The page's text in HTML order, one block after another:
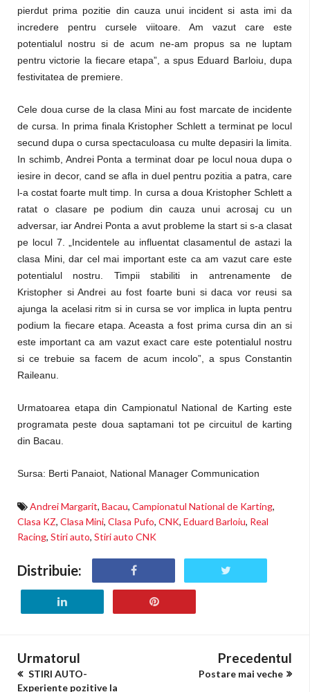
pierdut prima pozitie din cauza unui incident si asta imi da
incredere pentru cursele viitoare. Am vazut care este
potentialul nostru si de acum ne-am propus sa ne luptam
pentru victorie la fiecare etapa”, a spus Eduard Barloiu, dupa
festivitatea de premiere.
Cele doua curse de la clasa Mini au fost marcate de incidente
de cursa. In prima finala Kristopher Schlett a terminat pe locul
secund dupa o cursa spectaculoasa cu multe depasiri la limita.
In schimb, Andrei Ponta a terminat doar pe locul noua dupa o
iesire in decor, cand se afla in duel pentru pozitia a patra, care
l-a costat foarte mult timp. In cursa a doua Kristopher Schlett a
ratat o clasare pe podium din cauza unui acrosaj cu un
adversar, iar Andrei Ponta a avut probleme la start si s-a clasat
pe locul 7. „Incidentele au influentat clasamentul de astazi la
clasa Mini, dar cel mai important este ca am vazut care este
potentialul nostru. Timpii stabiliti in antrenamente de
Kristopher si Andrei au fost foarte buni si daca vor reusi sa
ajunga la acelasi ritm si in cursa se vor implica in lupta pentru
podium la fiecare etapa. Aceasta a fost prima cursa din an si
este important ca am vazut exact care este potentialul nostru
si ce trebuie sa facem de acum incolo”, a spus Constantin
Raileanu.
Urmatoarea etapa din Campionatul National de Karting este
programata peste doua saptamani tot pe circuitul de karting
din Bacau.
Sursa: Berti Panaiot, National Manager Communication
Andrei Margarit, Bacau, Campionatul National de Karting,
Clasa KZ, Clasa Mini, Clasa Pufo, CNK, Eduard Barloiu, Real
Racing, Stiri auto, Stiri auto CNK
Distribuie:
Urmatorul
STIRI AUTO-
Experiente pozitive la
Precedentul
Postare mai veche